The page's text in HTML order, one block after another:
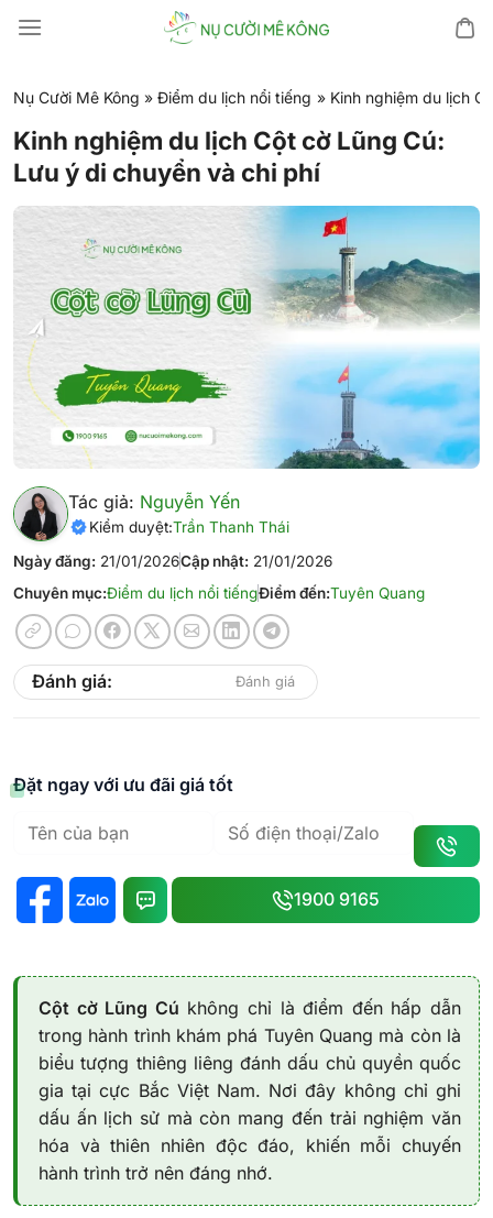
đến
dung
Nụ Cười Mê Kông » Điểm du lịch nổi tiếng » Kinh nghiệm du lịch
Kinh nghiệm du lịch Cột cờ Lũng Cú:
Lưu ý di chuyển và chi phí
Tác giả: Nguyễn Yến
Kiểm duyệt:Trần Thanh Thái
Ngày đăng: 21/01/2026Cập nhật: 21/01/2026
Chuyên mục:Điểm du lịch nổi tiếngĐiểm đến:Tuyên Quang
Đánh giá: Đánh giá
Đặt ngay với ưu đãi giá tốt
1900 9165
Cột cờ Lũng Cú không chỉ là điểm đến hấp dẫn
trong hành trình khám phá Tuyên Quang mà còn là
biểu tượng thiêng liêng đánh dấu chủ quyền quốc
gia tại cực Bắc Việt Nam. Nơi đây không chỉ ghi
dấu ấn lịch sử mà còn mang đến trải nghiệm văn
hóa và thiên nhiên độc đáo, khiến mỗi chuyến
hành trình trở nên đáng nhớ.